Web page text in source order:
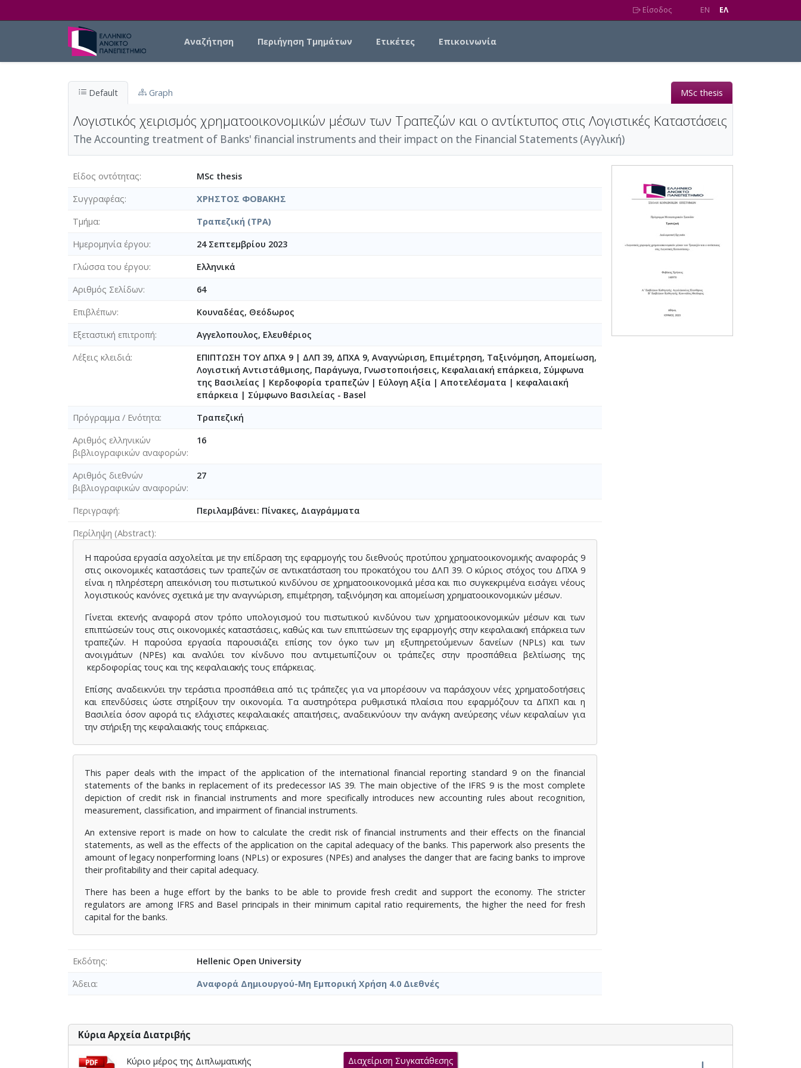
Είσοδος EN EΛ
Αναζήτηση Περιήγηση Τμημάτων Ετικέτες Επικοινωνία
Default Graph MSc thesis
Λογιστικός χειρισμός χρηματοοικονομικών μέσων των Τραπεζών και ο αντίκτυπος στις Λογιστικές Καταστάσεις
The Accounting treatment of Banks' financial instruments and their impact on the Financial Statements (Αγγλική)
Είδος οντότητας
MSc thesis
Συγγραφέας
ΧΡΗΣΤΟΣ ΦΟΒΑΚΗΣ
Τμήμα
Τραπεζική (ΤΡΑ)
Ημερομηνία έργου
24 Σεπτεμβρίου 2023
Γλώσσα του έργου
Ελληνικά
Αριθμός Σελίδων
64
Επιβλέπων
Κουναδέας, Θεόδωρος
Εξεταστική επιτροπή
Αγγελοπουλος, Ελευθέριος
Λέξεις κλειδιά
ΕΠΙΠΤΩΣΗ ΤΟΥ ΔΠΧΑ 9 | ΔΛΠ 39, ΔΠΧΑ 9, Αναγνώριση, Επιμέτρηση, Ταξινόμηση, Απομείωση,
Λογιστική Αντιστάθμισης, Παράγωγα, Γνωστοποιήσεις, Κεφαλαιακή επάρκεια, Σύμφωνα
της Βασιλείας | Κερδοφορία τραπεζών | Εύλογη Αξία | Αποτελέσματα | κεφαλαιακή
επάρκεια | Σύμφωνο Βασιλείας - Basel
Πρόγραμμα / Ενότητα
Τραπεζική
Αριθμός ελληνικών
βιβλιογραφικών αναφορών
16
Αριθμός διεθνών
βιβλιογραφικών αναφορών
27
Περιγραφή
Περιλαμβάνει: Πίνακες, Διαγράμματα
Περίληψη (Abstract)
Η παρούσα εργασία ασχολείται με την επίδραση της εφαρμογής του διεθνούς προτύπου χρηματοοικονομικής αναφοράς 9
στις οικονομικές καταστάσεις των τραπεζών σε αντικατάσταση του προκατόχου του ΔΛΠ 39. Ο κύριος στόχος του ΔΠΧΑ 9
είναι η πληρέστερη απεικόνιση του πιστωτικού κινδύνου σε χρηματοοικονομικά μέσα και πιο συγκεκριμένα εισάγει νέους
λογιστικούς κανόνες σχετικά με την αναγνώριση, επιμέτρηση, ταξινόμηση και απομείωση χρηματοοικονομικών μέσων.
Γίνεται εκτενής αναφορά στον τρόπο υπολογισμού του πιστωτικού κινδύνου των χρηματοοικονομικών μέσων και των
επιπτώσεών τους στις οικονομικές καταστάσεις, καθώς και των επιπτώσεων της εφαρμογής στην κεφαλαιακή επάρκεια των
τραπεζών. Η παρούσα εργασία παρουσιάζει επίσης τον όγκο των μη εξυπηρετούμενων δανείων (NPLs) και των
ανοιγμάτων (NPEs) και αναλύει τον κίνδυνο που αντιμετωπίζουν οι τράπεζες στην προσπάθεια βελτίωσης της
κερδοφορίας τους και της κεφαλαιακής τους επάρκειας.
Επίσης αναδεικνύει την τεράστια προσπάθεια από τις τράπεζες για να μπορέσουν να παράσχουν νέες χρηματοδοτήσεις
και επενδύσεις ώστε στηρίξουν την οικονομία. Τα αυστηρότερα ρυθμιστικά πλαίσια που εφαρμόζουν τα ΔΠΧΠ και η
Βασιλεία όσον αφορά τις ελάχιστες κεφαλαιακές απαιτήσεις, αναδεικνύουν την ανάγκη ανεύρεσης νέων κεφαλαίων για
την στήριξη της κεφαλαιακής τους επάρκειας.
This paper deals with the impact of the application of the international financial reporting standard 9 on the financial
statements of the banks in replacement of its predecessor IAS 39. The main objective of the IFRS 9 is the most complete
depiction of credit risk in financial instruments and more specifically introduces new accounting rules about recognition,
measurement, classification, and impairment of financial instruments.
An extensive report is made on how to calculate the credit risk of financial instruments and their effects on the financial
statements, as well as the effects of the application on the capital adequacy of the banks. This paperwork also presents the
amount of legacy nonperforming loans (NPLs) or exposures (NPEs) and analyses the danger that are facing banks to improve
their profitability and their capital adequacy.
There has been a huge effort by the banks to be able to provide fresh credit and support the economy. The stricter
regulators are among IFRS and Basel principals in their minimum capital ratio requirements, the higher the need for fresh
capital for the banks.
Εκδότης
Hellenic Open University
Άδεια
Αναφορά Δημιουργού-Μη Εμπορική Χρήση 4.0 Διεθνές
Κύρια Αρχεία Διατριβής
Κύριο μέρος της Διπλωματικής Διαχείριση Συγκατάθεσης